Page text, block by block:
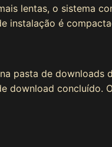
lentas, o sistema
instalação é
pasta de downloads
download concluído.